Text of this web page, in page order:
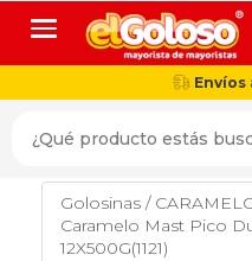
Toggle navigation
Envíos
Golosinas /
Caramelo Mast Pico
12X500G(1121)